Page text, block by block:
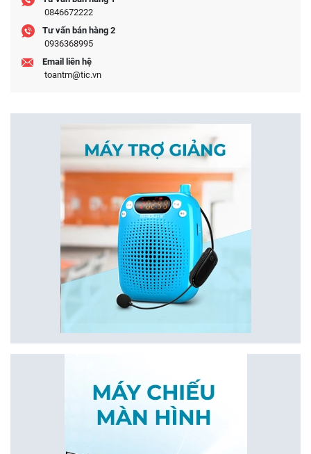
0846672222
Tư vấn bán hàng 2
0936368995
Email liên hệ
toantm@tic.vn